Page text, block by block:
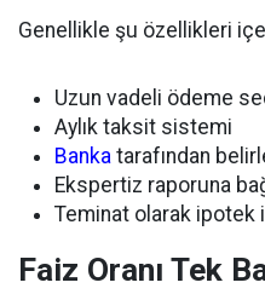
Genellikle şu özellikleri
Uzun vadeli ödeme
Aylık taksit sistemi
Banka tarafından
Ekspertiz raporuna
Teminat olarak ipotek
Faiz Oranı Tek